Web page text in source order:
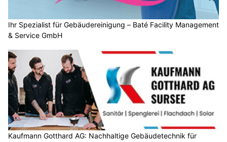
Ihr Spezialist für Gebäudereinigung – Baté Facility Management
& Service GmbH
Kaufmann Gotthard AG: Nachhaltige Gebäudetechnik für